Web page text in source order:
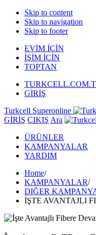
Skip to content
Skip to navigation
Skip to footer
EVİM İÇİN
İŞİM İÇİN
TOPTAN
GİRİŞ
Turkcell Superonline
GİRİŞ ÇIKIŞ Ara
ÜRÜNLER
KAMPANYALAR
YARDIM
Home/
KAMPANYALAR/
DIĞER
İŞTE AVANTAJLI